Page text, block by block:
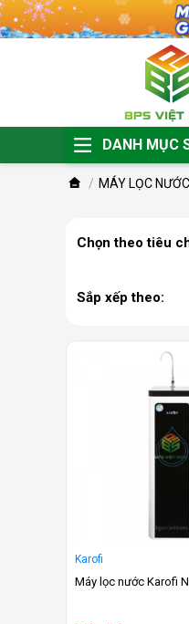
DANH MỤC
MÁY LỌC NƯỚC
Chọn theo tiêu
Sắp xếp theo:
Karofi
Máy lọc nước Karofi